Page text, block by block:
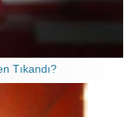
Tıkandı?